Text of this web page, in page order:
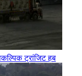
ट्रांजिट हब